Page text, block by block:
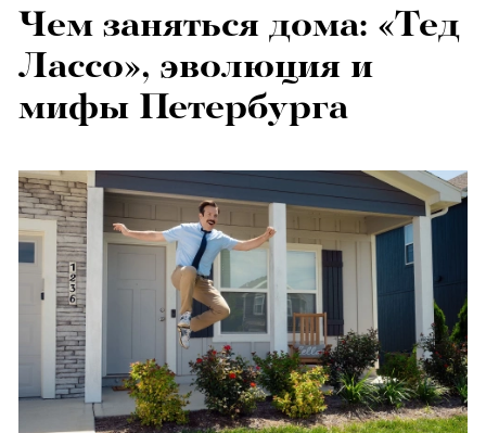
Чем заняться дома: «Тед
Лассо», эволюция и
мифы Петербурга